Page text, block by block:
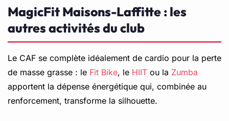
MagicFit Maisons-Laffitte : les
autres activités du club
Le CAF se complète idéalement de cardio pour la perte
de masse grasse : le Fit Bike, le HIIT ou la Zumba
apportent la dépense énergétique qui, combinée au
renforcement, transforme la silhouette.